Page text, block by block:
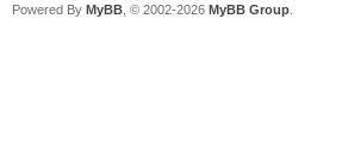
Powered By MyBB , © 2002-2026 MyBB Group